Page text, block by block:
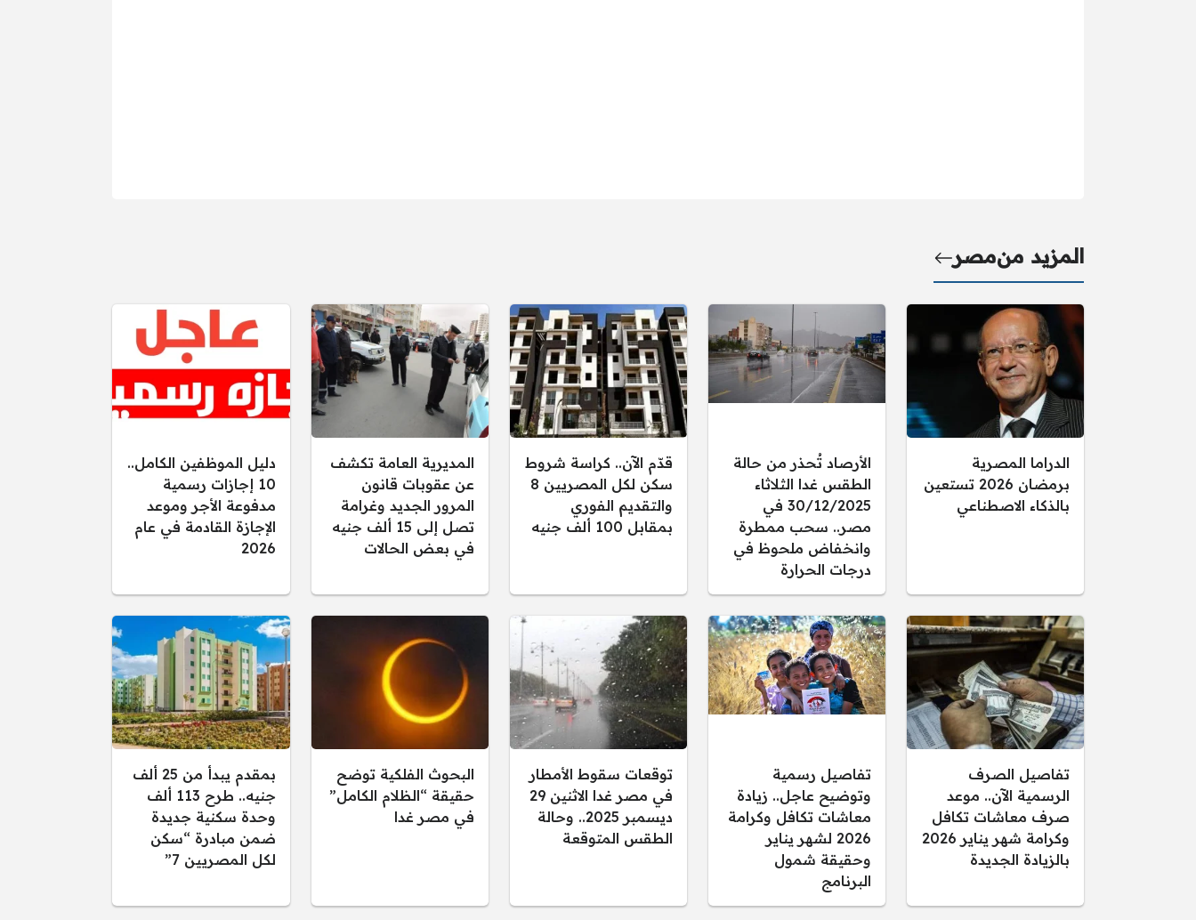
المزيد منمصر
الدراما المصرية
برمضان 2026 تستعين
بالذكاء الاصطناعي
الأرصاد تُحذر من حالة
الطقس غدا الثلاثاء
30/12/2025 في
مصر.. سحب ممطرة
وانخفاض ملحوظ في
درجات الحرارة
قدّم الآن.. كراسة شروط
سكن لكل المصريين 8
والتقديم الفوري
بمقابل 100 ألف جنيه
المديرية العامة تكشف
عن عقوبات قانون
المرور الجديد وغرامة
تصل إلى 15 ألف جنيه
في بعض الحالات
دليل الموظفين الكامل..
10 إجازات رسمية
مدفوعة الأجر وموعد
الإجازة القادمة في عام
2026
تفاصيل الصرف
الرسمية الآن.. موعد
صرف معاشات تكافل
وكرامة شهر يناير 2026
بالزيادة الجديدة
تفاصيل رسمية
وتوضيح عاجل.. زيادة
معاشات تكافل وكرامة
2026 لشهر يناير
وحقيقة شمول
البرنامج
توقعات سقوط الأمطار
في مصر غدا الاثنين 29
ديسمبر 2025.. وحالة
الطقس المتوقعة
البحوث الفلكية توضح
حقيقة “الظلام الكامل”
في مصر غدا
بمقدم يبدأ من 25 ألف
جنيه.. طرح 113 ألف
وحدة سكنية جديدة
ضمن مبادرة “سكن
لكل المصريين 7”